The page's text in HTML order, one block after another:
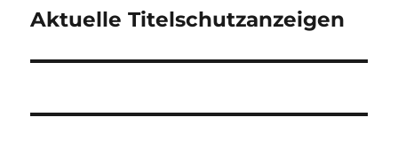
Next
Aktuelle Titelschutzanzeigen